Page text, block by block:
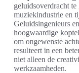
geluidsoverdracht
muziekindustrie en
Geluidsingenieurs
hoogwaardige
om ongewenste
resulteert in een
niet alleen de
werkzaamheden.